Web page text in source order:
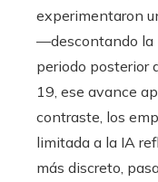
experimentaron
—descontando la
periodo posterior
19, ese avance
contraste, los
limitada a la IA
más discreto,